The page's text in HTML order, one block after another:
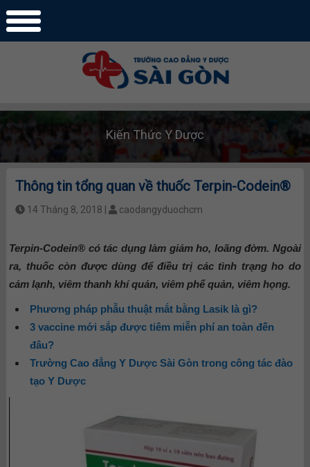
Kiến Thức Y Dược
Thông tin tổng quan về thuốc Terpin-Codein®
14 Tháng 8, 2018 | caodangyduochcm
Terpin-Codein® có tác dụng làm giảm ho, loãng đờm. Ngoài
ra, thuốc còn được dùng để điều trị các tình trạng ho do
cảm lạnh, viêm thanh khí quản, viêm phế quản, viêm họng.
Phương pháp phẫu thuật mắt bằng Lasik là gì?
3 vaccine mới sắp được tiêm miễn phí an toàn đến
đâu?
Trường Cao đẳng Y Dược Sài Gòn trong công tác đào
tạo Y Dược